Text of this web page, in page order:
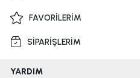
FAVORİLERİM
SİPARİŞLERİM
YARDIM